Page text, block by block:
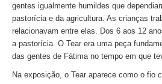
Passeio de Natureza no Rio Tejo
Experiências
Workshop Tapete de Arraiolos
gentes igualmente humildes que
pastorícia e da agricultura. As crianças
relacionavam entre elas. Dos 6 aos 12
a pastorícia. O Tear era uma peça
das gentes de Fátima no tempo em que
Na exposição, o Tear aparece como o fio